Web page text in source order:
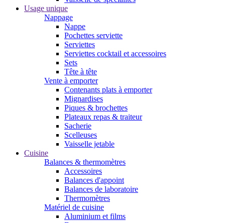
Usage unique
Nappage
Nappe
Pochettes serviette
Serviettes
Serviettes cocktail et accessoires
Sets
Tête à tête
Vente à emporter
Contenants plats à emporter
Mignardises
Piques & brochettes
Plateaux repas & traiteur
Sacherie
Scelleuses
Vaisselle jetable
Cuisine
Balances & thermomètres
Accessoires
Balances d'appoint
Balances de laboratoire
Thermomètres
Matériel de cuisine
Aluminium et films